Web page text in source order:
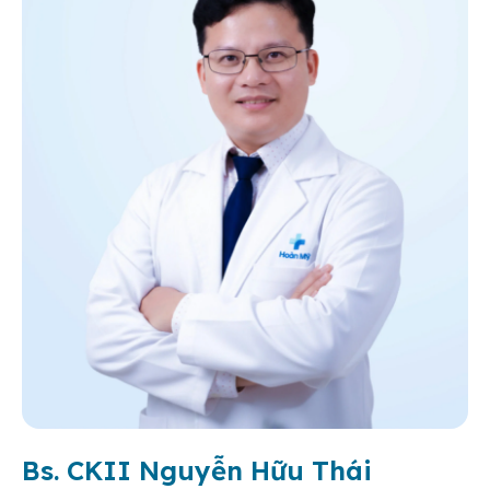
Bs. CKII Nguyễn Hữu Thái